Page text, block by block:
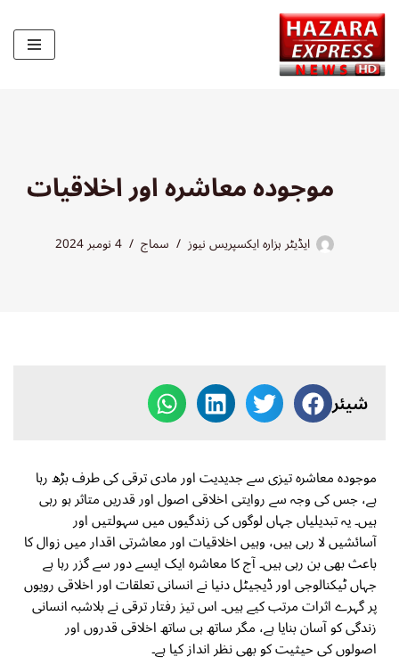
Skip
to
موجودہ معاشرہ اور اخلاقیات
ایڈیٹر ہزارہ ایکسپریس نیوز سماج 4 نومبر 2024
شیئر
موجودہ معاشرہ تیزی سے جدیدیت اور مادی ترقی کی طرف بڑھ رہا
ہے، جس کی وجہ سے روایتی اخلاقی اصول اور قدریں متاثر ہو رہی
ہیں۔ یہ تبدیلیاں جہاں لوگوں کی زندگیوں میں سہولتیں اور
آسائشیں لا رہی ہیں، وہیں اخلاقیات اور معاشرتی اقدار میں زوال کا
باعث بھی بن رہی ہیں۔ آج کا معاشرہ ایک ایسے دور سے گزر رہا ہے
جہاں ٹیکنالوجی اور ڈیجیٹل دنیا نے انسانی تعلقات اور اخلاقی رویوں
پر گہرے اثرات مرتب کیے ہیں۔ اس تیز رفتار ترقی نے بلاشبہ انسانی
زندگی کو آسان بنایا ہے، مگر ساتھ ہی ساتھ اخلاقی قدروں اور
اصولوں کی حیثیت کو بھی نظر انداز کیا ہے۔